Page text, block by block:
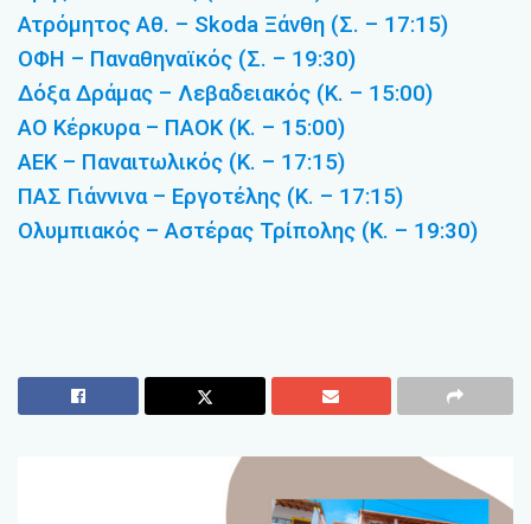
Ατρόμητος Αθ. – Skoda Ξάνθη (Σ. – 17:15)
ΟΦΗ – Παναθηναϊκός (Σ. – 19:30)
Δόξα Δράμας – Λεβαδειακός (Κ. – 15:00)
ΑΟ Κέρκυρα – ΠΑΟΚ (Κ. – 15:00)
ΑΕΚ – Παναιτωλικός (Κ. – 17:15)
ΠΑΣ Γιάννινα – Εργοτέλης (Κ. – 17:15)
Ολυμπιακός – Αστέρας Τρίπολης (Κ. – 19:30)